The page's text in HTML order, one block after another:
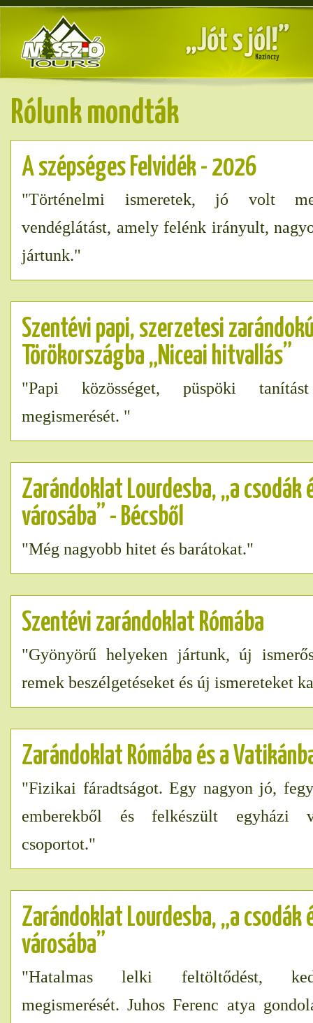
Rólunk mondták
A szépséges Felvidék - 2026
"Történelmi ismeretek, jó volt
vendéglátást, amely felénk irányult,
jártunk."
Szentévi papi, szerzetesi
Törökországba „Niceai hitvallás”
"Papi közösséget, püspöki
megismerését. "
Zarándoklat Lourdesba, „a csodák
városába” - Bécsből
"Még nagyobb hitet és barátokat."
Szentévi zarándoklat Rómába
"Gyönyörű helyeken jártunk, új
remek beszélgetéseket és új ismereteket
Zarándoklat Rómába és a
"Fizikai fáradtságot. Egy nagyon jó,
emberekből és felkészült egyházi
csoportot."
Zarándoklat Lourdesba, „a csodák
városába”
"Hatalmas lelki feltöltődést,
megismerését. Juhos Ferenc atya